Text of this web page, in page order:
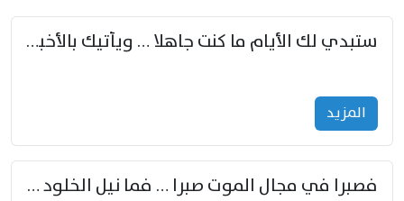
ستبدي لك الأيام ما كنت جاهلا … ويأتيك بالأخبار من لم تزوّد
المزید
فصبرا في مجال الموت صبرا … فما نيل الخلود بمستطاع